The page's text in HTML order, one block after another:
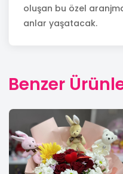
oluşan bu özel
anlar yaşatacak.
Benzer